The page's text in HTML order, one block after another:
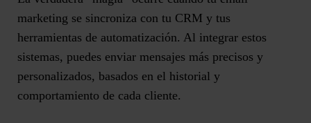
marketing se sincroniza con tu CRM y tus
herramientas de automatización. Al integrar estos
sistemas, puedes enviar mensajes más precisos y
personalizados, basados en el historial y
comportamiento de cada cliente.